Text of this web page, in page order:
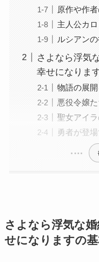
原作や作
主人公カ
ルシアン
さよなら浮気
幸せになりま
物語の展
悪役令嬢
聖女アイ
勇者が登
さよなら浮気な
せになりますの